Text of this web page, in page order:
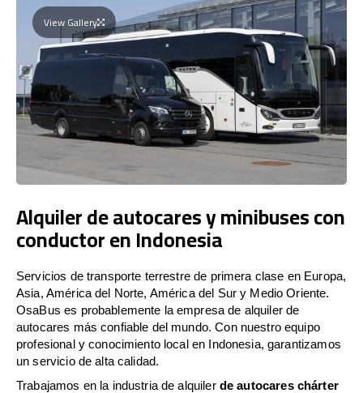
View Gallery
Alquiler de autocares y minibuses con
conductor en Indonesia
Servicios de transporte terrestre de primera clase en Europa,
Asia, América del Norte, América del Sur y Medio Oriente.
OsaBus es probablemente la empresa de alquiler de
autocares más confiable del mundo. Con nuestro equipo
profesional y conocimiento local en Indonesia, garantizamos
un servicio de alta calidad.
Trabajamos en la industria de alquiler de autocares chárter